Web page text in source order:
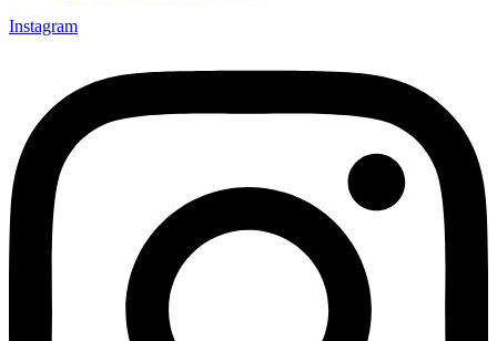
Instagram